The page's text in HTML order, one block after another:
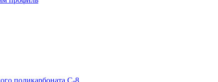
поликарбоната С-8